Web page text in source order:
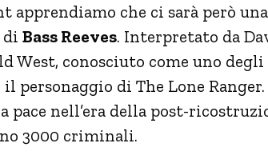
che ci sarà però
di Bass Reeves. Interpretato da
West, conosciuto come uno
personaggio di The Lone
pace nell’era della post-
3000 criminali.